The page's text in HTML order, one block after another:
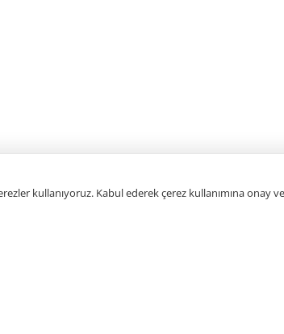
kullanıyoruz. Kabul ederek çerez kullanımına onay